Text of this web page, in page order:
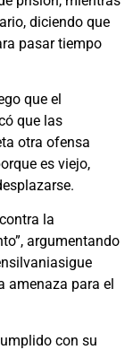
diciendo que
pasar tiempo
que el
que las
otra ofensa
es viejo,
la
argumentando
amenaza para el
con su